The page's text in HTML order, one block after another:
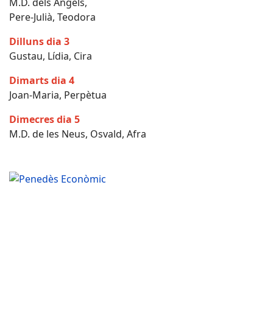
Pere-Julià, Teodora
Dilluns dia 3
Gustau, Lídia, Cira
Dimarts dia 4
Joan-Maria, Perpètua
Dimecres dia 5
M.D. de les Neus, Osvald, Afra